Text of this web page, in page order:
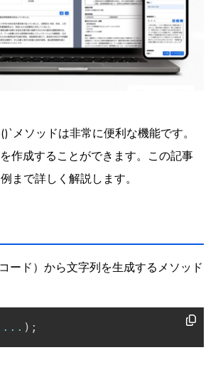
メソッドは非常に便利な機能です。
作成することができます。この記事
まで詳しく解説します。
ード）から文字列を生成するメソッド
... ) ;